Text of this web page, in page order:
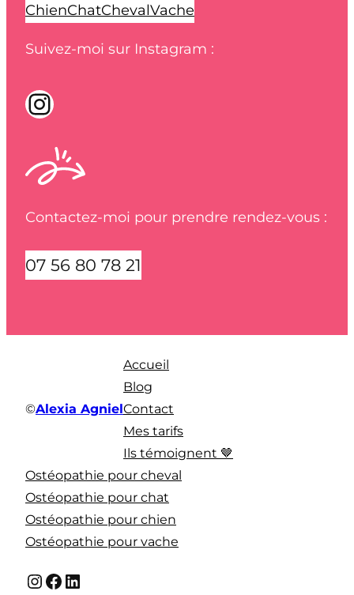
ChienChatChevalVache
Suivez-moi sur Instagram :
Instagram
Contactez-moi pour prendre rendez-vous :
07 56 80 78 21
©Alexia Agniel
Accueil
Blog
Contact
Mes tarifs
Ils témoignent 🤎
Ostéopathie pour cheval
Ostéopathie pour chat
Ostéopathie pour chien
Ostéopathie pour vache
Instagram
Facebook
LinkedIn